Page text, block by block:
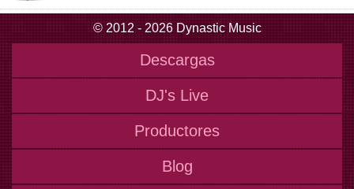
© 2012 - 2026 Dynastic Music
Descargas
DJ's Live
Productores
Blog